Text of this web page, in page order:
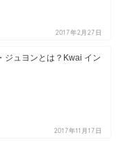
2017年2月27日
ジュヨンとは？Kwai イン
2017年11月17日